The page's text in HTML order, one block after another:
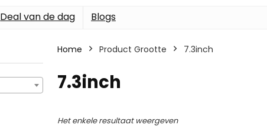
Deal van de dag Blogs
Home Product Grootte ‎7.3inch
‎7.3inch
Het enkele resultaat weergeven